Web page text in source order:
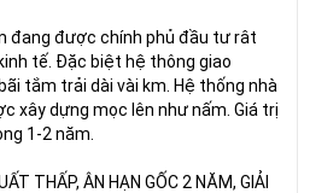
đang được chính phủ đầu tư rât
tế. Đặc biệt hệ thông giao
tắm trải dài vài km. Hệ thống nhà
xây dựng mọc lên như nấm. Giá trị
1-2 năm.
THẤP, ÂN HẠN GỐC 2 NĂM, GIẢI